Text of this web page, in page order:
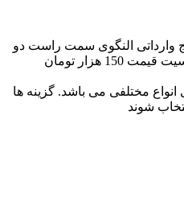
وارداتی النگوی سمت راست دو
هزار تومان
مختلفی می باشد. گزینه ها
شوند